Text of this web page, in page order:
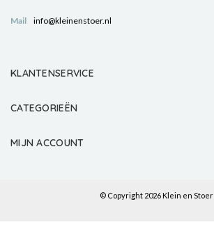
Mail info@kleinenstoer.nl
KLANTENSERVICE
CATEGORIEËN
MIJN ACCOUNT
© Copyright 2026 Klein en Stoer